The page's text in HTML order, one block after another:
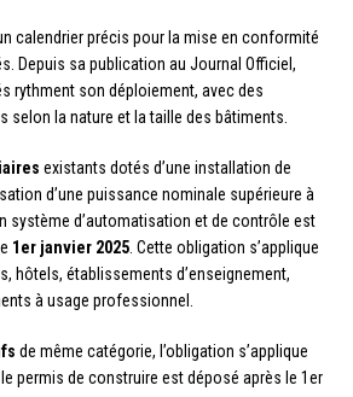
calendrier précis pour la mise en conformité
Depuis sa publication au Journal Officiel,
rythment son déploiement, avec des
la nature et la taille des bâtiments.
existants dotés d’une installation de
d’une puissance nominale supérieure à
système d’automatisation et de contrôle est
1er janvier 2025 . Cette obligation s’applique
hôtels, établissements d’enseignement,
à usage professionnel.
de même catégorie, l’obligation s’applique
permis de construire est déposé après le 1er